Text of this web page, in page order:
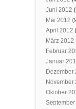
Juni 2012
Mai 2012
April 2012
März 2012
Februar
Januar
Dezember
November
Oktober
September